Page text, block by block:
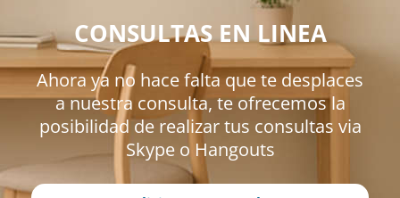
CONSULTAS EN LINEA
Ahora ya no hace falta que te desplaces
a nuestra consulta, te ofrecemos la
posibilidad de realizar tus consultas via
Skype o Hangouts